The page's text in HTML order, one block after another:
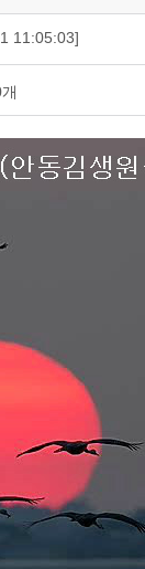
11:05:03]
개